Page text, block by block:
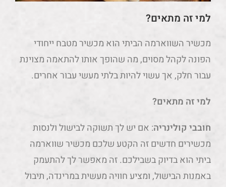
למי זה מתאים?
מכשיר השווארמה הביתי הוא מכשיר מטבח ייחודי
הפונה לקהל מסוים, מה שהופך אותו להתאמה מצוינת
עבור חלק, אך עשוי להיות בלתי מעשי עבור אחרים.
למי זה מתאים?
חובבי קולינריה: אם יש לך תשוקה לבישול ולנסות
מכשירים חדשים זה הקטע שלכם מכשיר שווארמה
ביתי הוא בדיוק בשבילכם. זה מאפשר לך להתעמק
באמנות הבישול, ומציע חוויה מעשית במרינדה, תיבול